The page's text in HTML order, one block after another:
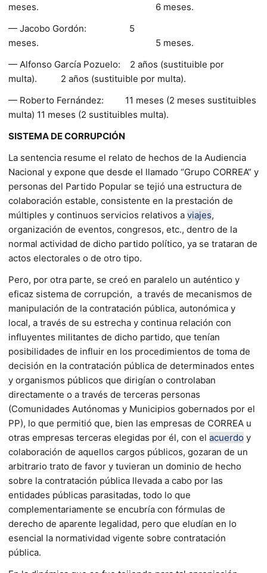
meses. 6 meses.
— Jacobo Gordón: 5
meses. 5 meses.
— Alfonso García Pozuelo: 2 años (sustituible por
multa). 2 años (sustituible por multa).
— Roberto Fernández: 11 meses (2 meses sustituibles
multa) 11 meses (2 sustituibles multa).
SISTEMA DE CORRUPCIÓN
La sentencia resume el relato de hechos de la Audiencia
Nacional y expone que desde el llamado “Grupo CORREA” y
personas del Partido Popular se tejió una estructura de
colaboración estable, consistente en la prestación de
múltiples y continuos servicios relativos a viajes,
organización de eventos, congresos, etc., dentro de la
normal actividad de dicho partido político, ya se trataran de
actos electorales o de otro tipo.
Pero, por otra parte, se creó en paralelo un auténtico y
eficaz sistema de corrupción, a través de mecanismos de
manipulación de la contratación pública, autonómica y
local, a través de su estrecha y continua relación con
influyentes militantes de dicho partido, que tenían
posibilidades de influir en los procedimientos de toma de
decisión en la contratación pública de determinados entes
y organismos públicos que dirigían o controlaban
directamente o a través de terceras personas
(Comunidades Autónomas y Municipios gobernados por el
PP), lo que permitió que, bien las empresas de CORREA u
otras empresas terceras elegidas por él, con el acuerdo y
colaboración de aquellos cargos públicos, gozaran de un
arbitrario trato de favor y tuvieran un dominio de hecho
sobre la contratación pública llevada a cabo por las
entidades públicas parasitadas, todo lo que
complementariamente se encubría con fórmulas de
derecho de aparente legalidad, pero que eludían en lo
esencial la normatividad vigente sobre contratación
pública.